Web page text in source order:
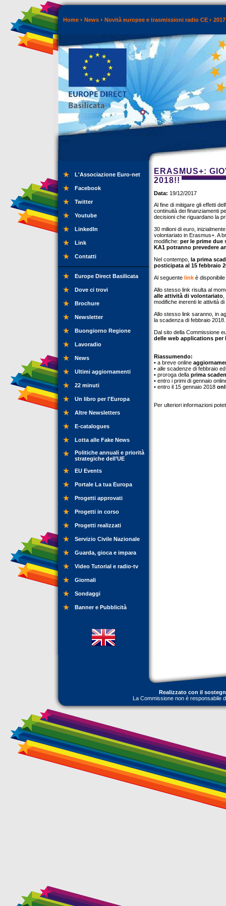
Home News Novità europee e trasmissioni radio CE 2017
L'Associazione Euro-net
Facebook
Twitter
Youtube
LinkedIn
Link
Contatti
Europe Direct Basilicata
Dove ci trovi
Brochure
Newsletter
Buongiorno Regione
Lavoradio
News
Ultimi aggiornamenti
22 minuti
Un libro per l'Europa
Altre Newsletters
E-catalogues
Lotta alle Fake News
Politiche annuali e priorità
strategiche dell’UE
EU Events
Portale La tua Europa
Progetti approvati
Progetti in corso
Progetti realizzati
Servizio Civile Nazionale
Guarda, gioca e impara
Video Tutorial e radio-tv
Giornali
Sondaggi
Banner e Pubblicità
ERASMUS+:
2018!!
Data: 19/12/2017
Al fine di mitigare gli effetti
continuità dei finanziamenti
decisioni che riguardano la
30 milioni di euro,
volontariato in Erasmus+. A
modifiche: per le prime due
KA1 potranno prevedere
Nel contempo, la prima
posticipata al 15 febbraio
Al seguente link è
Allo stesso link risulta al
alle attività di volontariato
modifiche inerenti le attività
Allo stesso link saranno, in
la scadenza di febbraio 2018.
Dal sito della Commissione
delle web applications per
Riassumendo:
• a breve online
• alle scadenze di febbraio
• proroga della prima
• entro i primi di gennaio
• entro il 15 gennaio 2018
Per ulteriori informazioni
Realizzato con il
La Commissione non è responsabile